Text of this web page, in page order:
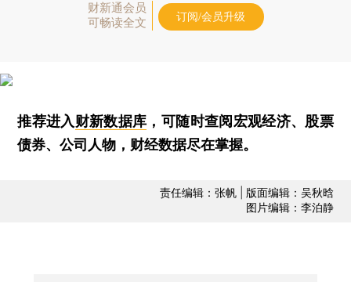
财新通会员
可畅读全文
订阅/会员升级
推荐进入财新数据库 ，可随时查阅宏观经济、股票
债券、公司人物，财经数据尽在掌握。
责任编辑：张帆 | 版面编辑：吴秋晗
图片编辑：李泊静